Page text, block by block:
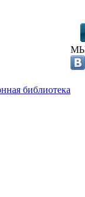
библиотека